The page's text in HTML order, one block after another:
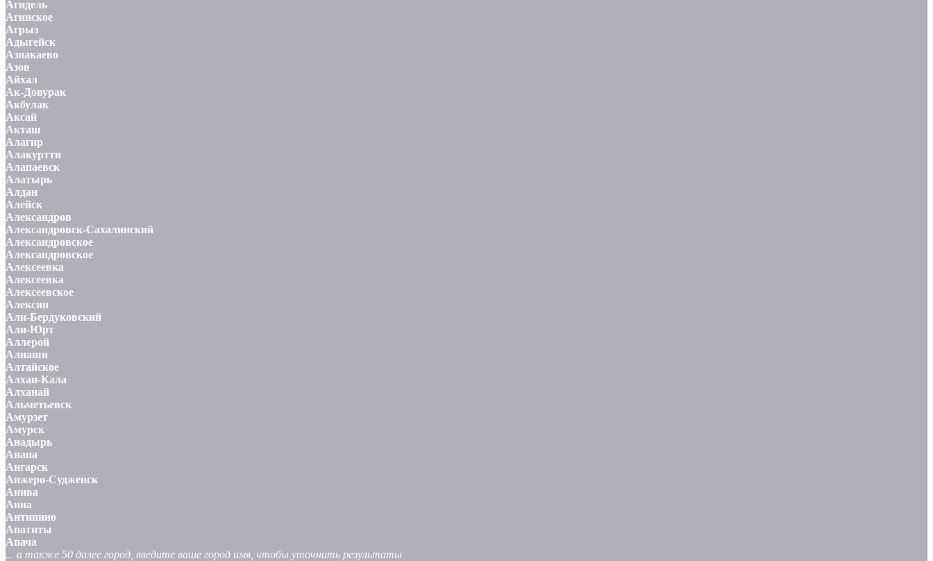
Агидель
Агинское
Агрыз
Адыгейск
Азнакаево
Азов
Айхал
Ак-Довурак
Акбулак
Аксай
Акташ
Алагир
Алакуртти
Алапаевск
Алатырь
Алдан
Алейск
Александров
Александровск-Сахалинский
Александровское
Александровское
Алексеевка
Алексеевка
Алексеевское
Алексин
Али-Бердуковский
Али-Юрт
Аллерой
Алнаши
Алтайское
Алхан-Кала
Алханай
Альметьевск
Амурзет
Амурск
Анадырь
Анапа
Ангарск
Анжеро-Судженск
Анива
Анна
Антипино
Апатиты
Апача
... а также 50 далее город, введите ваше город имя, чтобы уточнить результаты